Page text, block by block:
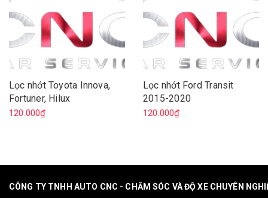
Lọc nhớt Toyota Innova,
Fortuner, Hilux
120.000₫
Lọc nhớt Ford Transit
2015-2020
120.000₫
CÔNG TY TNHH AUTO CNC - CHĂM SÓC VÀ ĐỘ XE CHUYÊN